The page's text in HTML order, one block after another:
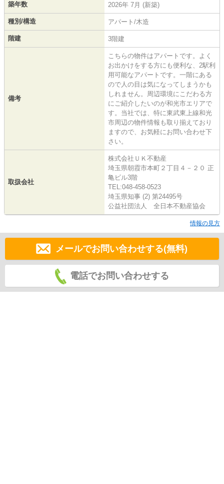
築年数 2026年 7月 (新築)
種別/構造 アパート/木造
階建 3階建
備考
こちらの物件はアパートです。よく
お出かけをする方にも便利な、2駅利
用可能なアパートです。一階にある
ので人の目は気になってしまうかも
しれません。周辺環境にこだわる方
にご紹介したいのが和光市エリアで
す。当社では、特に東武東上線和光
市周辺の物件情報も取り揃えており
ますので、お気軽にお問い合わせ下
さい。
取扱会社
株式会社ＵＫ不動産
埼玉県朝霞市本町２丁目４－２０ 正
亀ビル3階
TEL:048-458-0523
埼玉県知事 (2) 第24495号
公益社団法人 全日本不動産協会
情報の見方
メールでお問い合わせする(無料)
電話でお問い合わせする